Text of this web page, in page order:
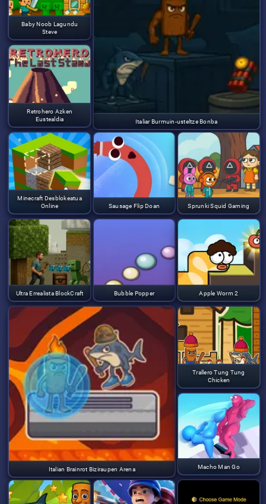
Baby Noob Lagundu
Steve
Italiar Burmuin-usteltze Bonba
Retrohero Azken
Eustealdia
Minecraft Desblokeatua
Online
Sausage Flip Doan Sprunki Squid Gaming
Ultra Errealista BlockCraft Bubble Popper Apple Worm 2
Italian Brainrot Biziraupen Arena
Trallero Tung Tung
Chicken
Macho Man Go